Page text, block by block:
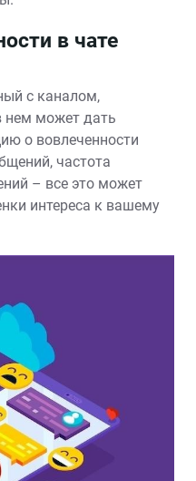
в чате
с каналом,
нем может дать
о вовлеченности
частота
– все это может
интереса к вашему